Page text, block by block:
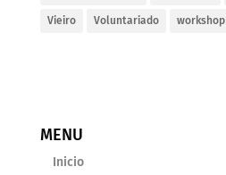
Vieiro Voluntariado workshop
MENU
Inicio